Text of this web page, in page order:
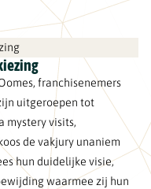
franchisenemers
uitgeroepen tot
mystery visits,
de vakjury unaniem
hun duidelijke visie,
waarmee zij hun